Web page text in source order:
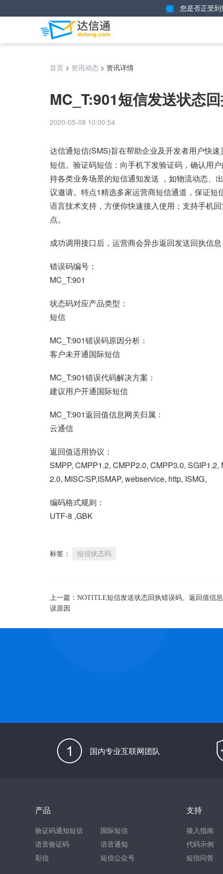
您是否正受
首页 > 资讯动态 > 资讯详情
MC_T:901短信发送状态
2020-05-08 10:00:54
达信通短信(SMS)旨在帮助企业及开发者用户快速
短信。验证码短信：向手机下发验证码，确认用
持各类业务场景的短信通知发送 ，如物流动态、
议邀请。特点1精选多家运营商短信通道，保证
语言技术支持，方便你快速接入使用；支持手机
点。
成功调用接口后，运营商会异步返回发送回执信息
错误码编号：
MC_T:901
状态码对应产品类型：
短信
MC_T:901错误码原因分析：
客户未开通国际短信
MC_T:901错误代码解决方案：
建议用户开通国际短信
MC_T:901返回值信息网关归属：
云通信
返回值适用协议：
SMPP, CMPP1.2, CMPP2.0, CMPP3.0,
2.0, MISC/SP,ISMAP, webservice, http, ISMG。
编码格式规则：
UTF-8 ,GBK
标签： 短信状态码
上一篇： NOTITLE短信发送状态回执错误码、返回值信
误原因
国内专业互联网团队
产品
验证码通知短信
国际短信
语音验证码
语音通知
彩信
短信公众号
支持
接入指南
代码示例
短信问答